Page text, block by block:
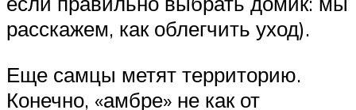
расскажем, как облегчить уход).
Еще самцы метят территорию.
Конечно, «амбре» не как от